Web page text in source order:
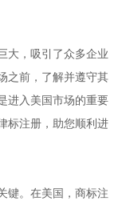
大，吸引了众多企业
之前，了解并遵守其
进入美国市场的重要
标注册，助您顺利进
键。在美国，商标注